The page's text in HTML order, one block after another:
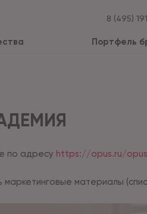
8 (495)
Портфель
по адресу https://opus.ru/
материалы